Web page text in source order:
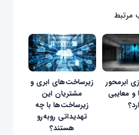
مرتبط
ابرمحور
و معایبی
زیرساخت‌های ابری و
مشتریان این
زیرساخت‌ها با چه
تهدیداتی روبه‌رو
هستند؟